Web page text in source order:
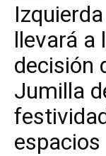
llevará a
decisión
Jumilla